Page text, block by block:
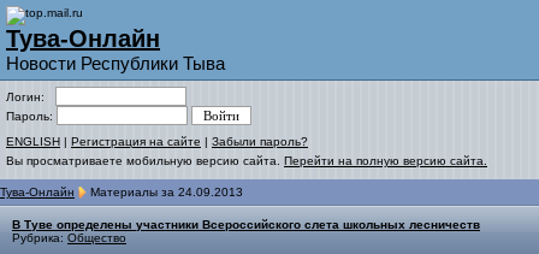
Тува-Онлайн
Новости Республики Тыва
Логин:
Пароль:
ENGLISH | Регистрация на сайте | Забыли пароль?
Вы просматриваете мобильную версию сайта. Перейти на полную версию сайта.
Тува-Онлайн Материалы за 24.09.2013
В Туве определены участники Всероссийского слета школьных лесничеств
Рубрика: Общество